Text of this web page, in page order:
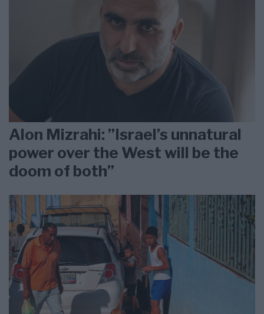
Alon Mizrahi: ”Israel’s unnatural
power over the West will be the
doom of both”